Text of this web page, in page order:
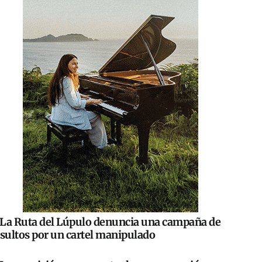
La Ruta del Lúpulo denuncia una campaña de
por un cartel manipulado